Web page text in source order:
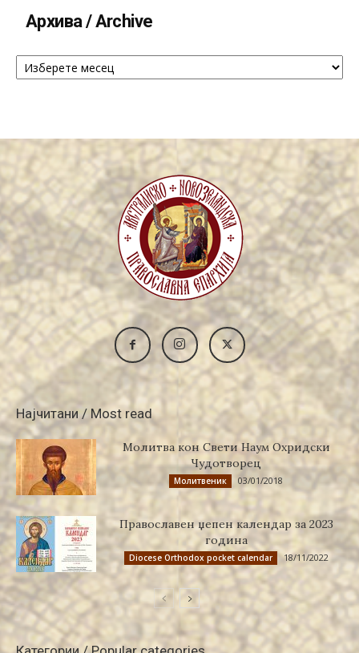
Архива / Archive
Архива
Најчитани / Most read
Молитва кон Свети Наум Охридски
Чудотворец
Молитвеник 03/01/2018
Православен џепен календар за 2023
година
Diocese Orthodox pocket calendar 18/11/2022